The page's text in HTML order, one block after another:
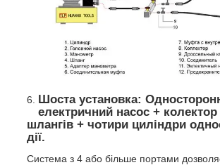
Шоста установка:
електричний насос +
шлангів + чотири циліндри
дії.
Система з 4 або більше портами